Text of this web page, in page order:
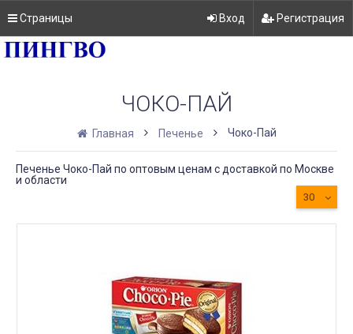
Страницы Вход Регистрация
ЧОКО-ПАЙ
Главная Печенье Чоко-Пай
Печенье Чоко-Пай по оптовым ценам с доставкой по Москве
и области
30